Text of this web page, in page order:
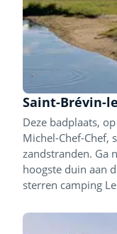
Saint-Brévin-
Deze badplaats,
Michel-Chef-Chef,
zandstranden. Ga
hoogste duin aan
sterren camping